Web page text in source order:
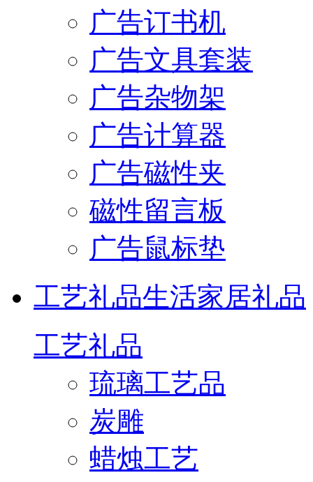
广告订书机
广告文具套装
广告杂物架
广告计算器
广告磁性夹
磁性留言板
广告鼠标垫
工艺礼品生活家居礼品
工艺礼品
琉璃工艺品
炭雕
蜡烛工艺